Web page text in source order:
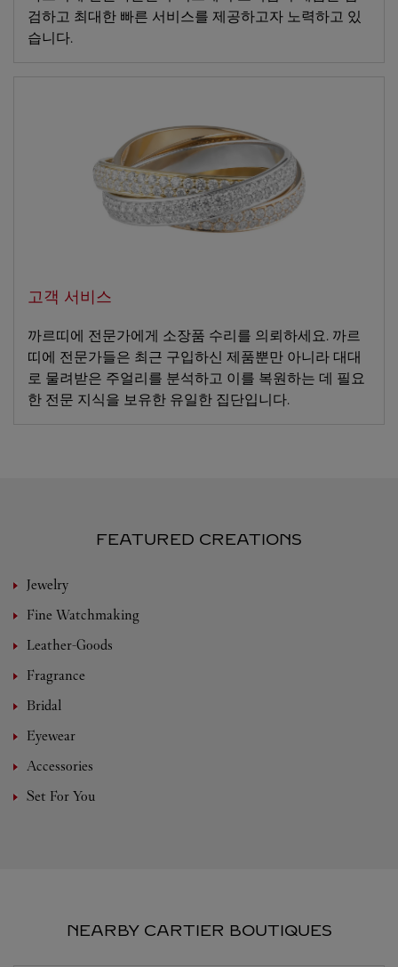
검하고 최대한 빠른 서비스를 제공하고자 노력하고 있
습니다.
고객 서비스
까르띠에 전문가에게 소장품 수리를 의뢰하세요. 까르
띠에 전문가들은 최근 구입하신 제품뿐만 아니라 대대
로 물려받은 주얼리를 분석하고 이를 복원하는 데 필요
한 전문 지식을 보유한 유일한 집단입니다.
FEATURED CREATIONS
Jewelry
Fine Watchmaking
Leather-Goods
Fragrance
Bridal
Eyewear
Accessories
Set For You
NEARBY CARTIER BOUTIQUES